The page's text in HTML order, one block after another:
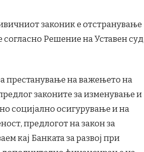
законик е отстранување
Решение на Уставен суд
престанување на важењето на
законите за изменување и
социјално осигурување и на
предлогот на закон за
кај Банката за развој при